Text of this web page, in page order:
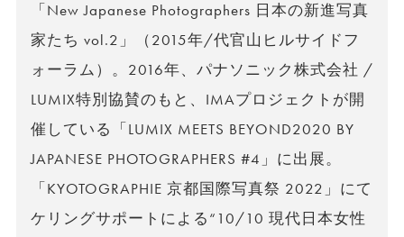
「New Japanese Photographers 日本の新進写真
家たち vol.2」（2015年/代官山ヒルサイドフ
ォーラム）。2016年、パナソニック株式会社 /
LUMIX特別協賛のもと、IMAプロジェクトが開
催している「LUMIX MEETS BEYOND2020 BY
JAPANESE PHOTOGRAPHERS #4」に出展。
「KYOTOGRAPHIE 京都国際写真祭 2022」にて
ケリングサポートによる“10/10 現代日本女性